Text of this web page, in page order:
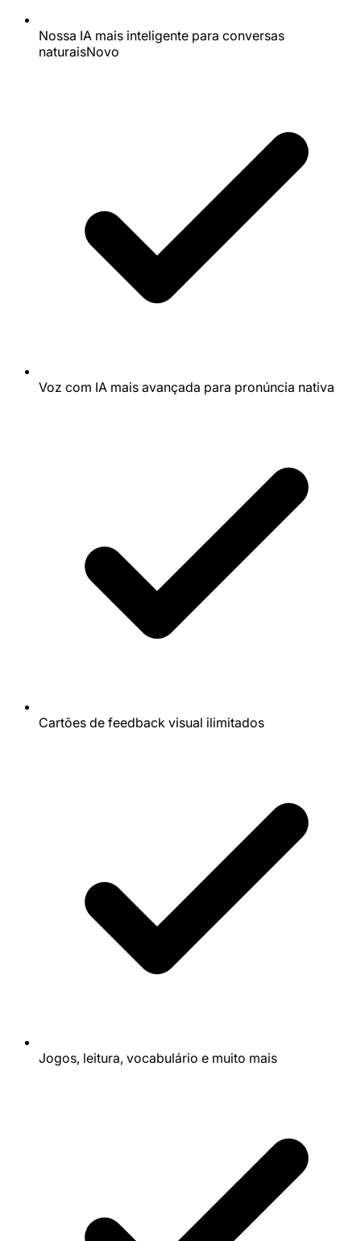
Nossa IA mais inteligente para conversas
naturaisNovo
Voz com IA mais avançada para pronúncia nativa
Cartões de feedback visual ilimitados
Jogos, leitura, vocabulário e muito mais